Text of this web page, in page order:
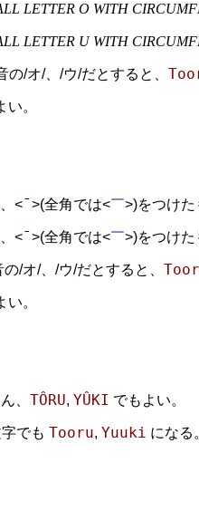
LETTER O WITH
LETTER U WITH
の/オ/、/ウ/だとすると、
。
<¯>(全角では<￣>)をつけた
<¯>(全角では<￣>)をつけた
/オ/、/ウ/だとすると、
。
、 TÔRU, YÛKI でもよい。
でも Tooru, Yuuki になる